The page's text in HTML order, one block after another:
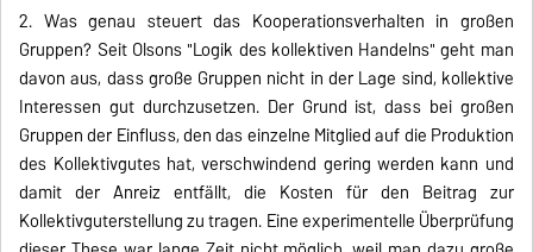
2. Was genau steuert das Kooperationsverhalten in großen
Gruppen? Seit Olsons "Logik des kollektiven Handelns" geht man
davon aus, dass große Gruppen nicht in der Lage sind, kollektive
Interessen gut durchzusetzen. Der Grund ist, dass bei großen
Gruppen der Einfluss, den das einzelne Mitglied auf die Produktion
des Kollektivgutes hat, verschwindend gering werden kann und
damit der Anreiz entfällt, die Kosten für den Beitrag zur
Kollektivguterstellung zu tragen. Eine experimentelle Überprüfung